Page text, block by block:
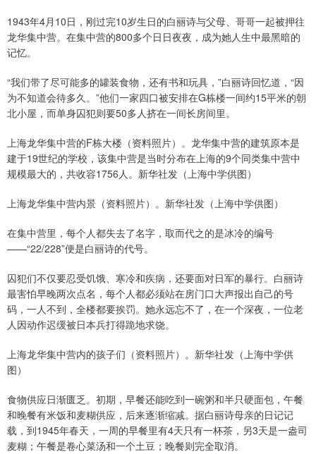
1943年4月10日，刚过完10岁生日的白丽诗与父母、哥哥一起被押往
龙华集中营。在集中营的800多个日日夜夜，成为她人生中最黑暗的
记忆。
“我们带了尽可能多的罐装食物，还有书和玩具，”白丽诗回忆道，“因
为不知道会待多久。”他们一家四口被安排在G栋楼一间约15平米的朝
北小屋，而单身囚犯则要50多人挤在一间长房间里。
上海龙华集中营的F栋大楼（资料照片）。龙华集中营的建筑原本是
建于19世纪的学校，该集中营是当时分布在上海的9个同类集中营中
规模最大的，共收容1756人。新华社发（上海中学供图）
上海龙华集中营内景（资料照片）。新华社发（上海中学供图）
在集中营里，每个人都失去了名字，取而代之的是冰冷的编号
——“22/228”便是白丽诗的代号。
囚犯们不仅要忍受饥饿、寒冷和疾病，还要面对日军的暴行。白丽诗
最害怕早晚两次点名，每个人都必须站在房门口大声报出自己的号
码，一人不到，全楼都要挨罚。她永远忘不了，在一个深夜，一位老
人因动作迟缓被日本兵打得跪地求饶。
上海龙华集中营内的孩子们（资料照片）。新华社发（上海中学供
图）
食物供应日渐匮乏。初期，早餐还能吃到一碗粥和半只硬面包，午餐
和晚餐有米饭和麦糊供应，后来逐渐缩减。据白丽诗母亲的日记记
载，到1945年春天，一周的早餐里有4天只有一杯茶，另3天是一盎司
麦糊；午餐是卷心菜汤和一个土豆；晚餐则完全取消。